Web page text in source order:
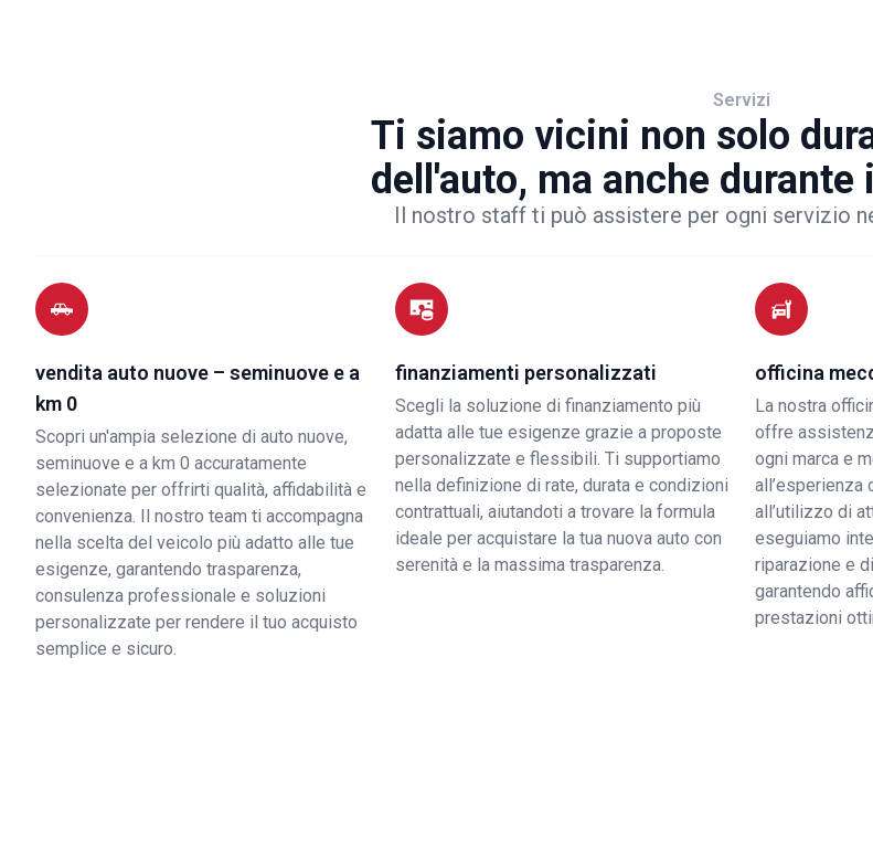
Servizi
Ti siamo vicini non solo
dell'auto, ma anche
Il nostro staff ti può assistere per ogni servizio
vendita auto nuove – seminuove e a
km 0
Scopri un'ampia selezione di auto nuove,
seminuove e a km 0 accuratamente
selezionate per offrirti qualità, affidabilità e
convenienza. Il nostro team ti accompagna
nella scelta del veicolo più adatto alle tue
esigenze, garantendo trasparenza,
consulenza professionale e soluzioni
personalizzate per rendere il tuo acquisto
semplice e sicuro.
finanziamenti personalizzati
Scegli la soluzione di finanziamento più
adatta alle tue esigenze grazie a proposte
personalizzate e flessibili. Ti supportiamo
nella definizione di rate, durata e condizioni
contrattuali, aiutandoti a trovare la formula
ideale per acquistare la tua nuova auto con
serenità e la massima trasparenza.
officina
La nostra
offre
ogni marca e
all’esperienza
all’utilizzo di
eseguiamo
riparazione e
garantendo
prestazioni